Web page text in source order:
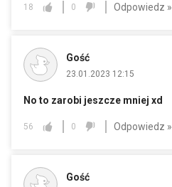
18 0 Odpowiedz »
Gość
23.01.2023 12:15
No to zarobi jeszcze mniej xd
56 0 Odpowiedz »
Gość